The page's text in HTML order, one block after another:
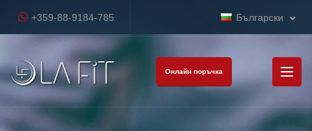
+359-88-9184-785 Български
Онлайн поръчка